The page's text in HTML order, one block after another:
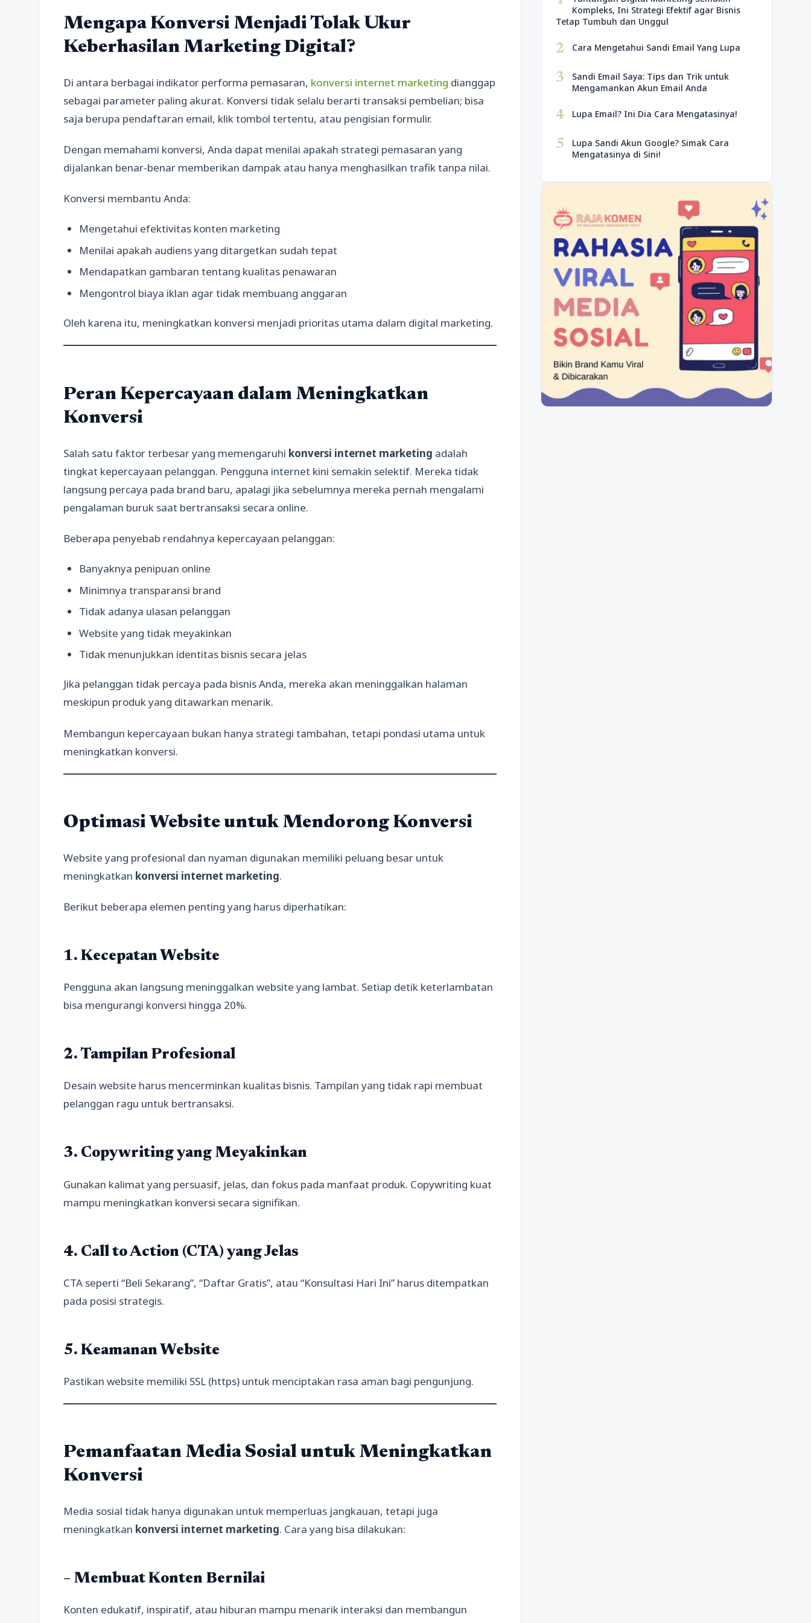
Mengapa Konversi Menjadi Tolak Ukur
Keberhasilan Marketing Digital?
Di antara berbagai indikator performa pemasaran, konversi internet marketing dianggap
sebagai parameter paling akurat. Konversi tidak selalu berarti transaksi pembelian; bisa
saja berupa pendaftaran email, klik tombol tertentu, atau pengisian formulir.
Dengan memahami konversi, Anda dapat menilai apakah strategi pemasaran yang
dijalankan benar-benar memberikan dampak atau hanya menghasilkan trafik tanpa nilai.
Konversi membantu Anda:
Mengetahui efektivitas konten marketing
Menilai apakah audiens yang ditargetkan sudah tepat
Mendapatkan gambaran tentang kualitas penawaran
Mengontrol biaya iklan agar tidak membuang anggaran
Oleh karena itu, meningkatkan konversi menjadi prioritas utama dalam digital marketing.
Peran Kepercayaan dalam Meningkatkan
Konversi
Salah satu faktor terbesar yang memengaruhi konversi internet marketing adalah
tingkat kepercayaan pelanggan. Pengguna internet kini semakin selektif. Mereka tidak
langsung percaya pada brand baru, apalagi jika sebelumnya mereka pernah mengalami
pengalaman buruk saat bertransaksi secara online.
Beberapa penyebab rendahnya kepercayaan pelanggan:
Banyaknya penipuan online
Minimnya transparansi brand
Tidak adanya ulasan pelanggan
Website yang tidak meyakinkan
Tidak menunjukkan identitas bisnis secara jelas
Jika pelanggan tidak percaya pada bisnis Anda, mereka akan meninggalkan halaman
meskipun produk yang ditawarkan menarik.
Membangun kepercayaan bukan hanya strategi tambahan, tetapi pondasi utama untuk
meningkatkan konversi.
Optimasi Website untuk Mendorong Konversi
Website yang profesional dan nyaman digunakan memiliki peluang besar untuk
meningkatkan konversi internet marketing.
Berikut beberapa elemen penting yang harus diperhatikan:
1. Kecepatan Website
Pengguna akan langsung meninggalkan website yang lambat. Setiap detik keterlambatan
bisa mengurangi konversi hingga 20%.
2. Tampilan Profesional
Desain website harus mencerminkan kualitas bisnis. Tampilan yang tidak rapi membuat
pelanggan ragu untuk bertransaksi.
3. Copywriting yang Meyakinkan
Gunakan kalimat yang persuasif, jelas, dan fokus pada manfaat produk. Copywriting kuat
mampu meningkatkan konversi secara signifikan.
4. Call to Action (CTA) yang Jelas
CTA seperti “Beli Sekarang”, “Daftar Gratis”, atau “Konsultasi Hari Ini” harus ditempatkan
pada posisi strategis.
5. Keamanan Website
Pastikan website memiliki SSL (https) untuk menciptakan rasa aman bagi pengunjung.
Pemanfaatan Media Sosial untuk Meningkatkan
Konversi
Media sosial tidak hanya digunakan untuk memperluas jangkauan, tetapi juga
meningkatkan konversi internet marketing. Cara yang bisa dilakukan:
– Membuat Konten Bernilai
Konten edukatif, inspiratif, atau hiburan mampu menarik interaksi dan membangun
Kompleks, Ini Strategi Efektif agar Bisnis
Tetap Tumbuh dan Unggul
2 Cara Mengetahui Sandi Email Yang Lupa
3
Sandi Email Saya: Tips dan Trik untuk
Mengamankan Akun Email Anda
4 Lupa Email? Ini Dia Cara Mengatasinya!
5
Lupa Sandi Akun Google? Simak Cara
Mengatasinya di Sini!